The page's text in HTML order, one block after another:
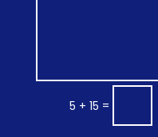
5 + 15 =